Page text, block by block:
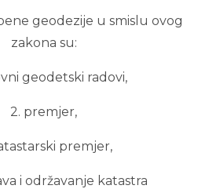
geodezije u smislu ovog
zakona su:
geodetski radovi,
2. premjer,
premjer,
i održavanje katastra